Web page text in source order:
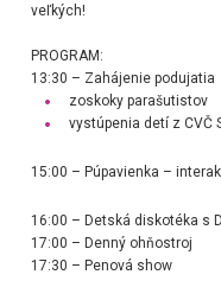
veľkých!
PROGRAM:
13:30 – Zahájenie podujatia
zoskoky parašutistov
vystúpenia detí z CVČ
15:00 – Púpavienka –
16:00 – Detská diskotéka s
17:00 – Denný ohňostroj
17:30 – Penová show